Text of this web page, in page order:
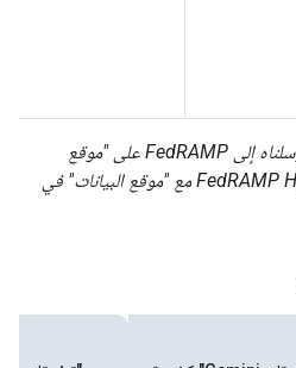
الطلب الحالي الذي أرسلناه إلى FedRAMP على "موقع
البيانات". سنستهدف برنامج FedRAMP High مع "موقع البيانات" في